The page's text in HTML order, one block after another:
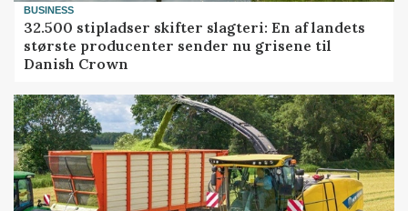
BUSINESS
32.500 stipladser skifter slagteri: En af landets
største producenter sender nu grisene til
Danish Crown